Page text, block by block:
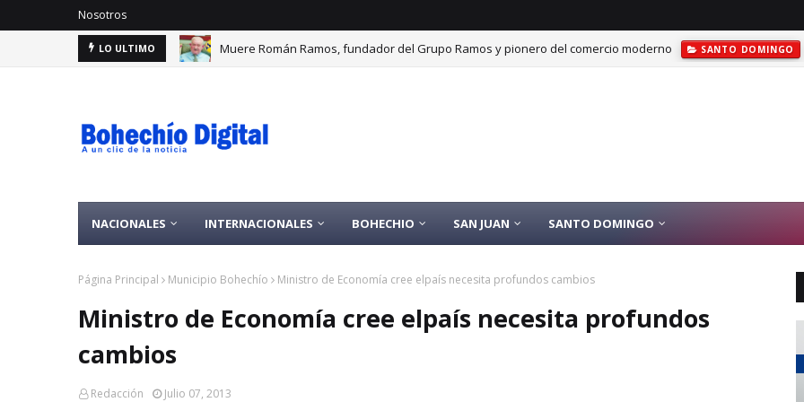
Nosotros
LO ULTIMO Muere Román Ramos, fundador del Grupo Ramos y pionero del comercio moderno SANTO DOMINGO
NACIONALES INTERNACIONALES BOHECHIO SAN JUAN SANTO DOMINGO
Página Principal Municipio Bohechío Ministro de Economía cree elpaís necesita profundos cambios
Ministro de Economía cree elpaís necesita profundos
cambios
Redacción Julio 07, 2013